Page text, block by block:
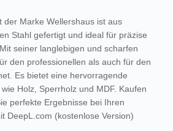
der Marke Wellershaus ist aus
Stahl gefertigt und ideal für präzise
seiner langlebigen und scharfen
den professionellen als auch für den
Es bietet eine hervorragende
Holz, Sperrholz und MDF. Kaufen
perfekte Ergebnisse bei Ihren
DeepL.com (kostenlose Version)